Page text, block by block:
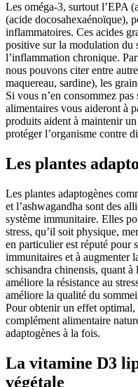
Les oméga-3, surtout l’EPA
(acide docosahexaénoïque),
inflammatoires. Ces acides
positive sur la modulation du
l’inflammation chronique.
nous pouvons citer entre
maquereau, sardine), les
Si vous n’en consommez
alimentaires vous aideront à
produits aident à maintenir
protéger l’organisme contre
Les plantes
Les plantes adaptogènes
et l’ashwagandha sont des
système immunitaire. Elles
stress, qu’il soit physique,
en particulier est réputé pour
immunitaires et à augmenter
schisandra chinensis, quant
améliore la résistance au
améliore la qualité du
Pour obtenir un effet
complément alimentaire
adaptogènes à la fois.
La vitamine D3
végétale